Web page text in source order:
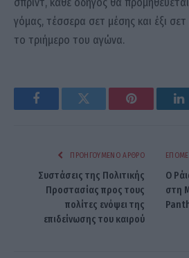
γόμας, τέσσερα σετ μέσης και έξι
το τριήμερο του αγώνα.
FacebookTwitter Pinterest
ΠΡΟΗΓΟΎΜΕΝΟ ΆΡΘΡΟ
Συστάσεις της Πολιτικής
Προστασίας προς τους
πολίτες ενόψει της
επιδείνωσης του καιρού
Ο
στη